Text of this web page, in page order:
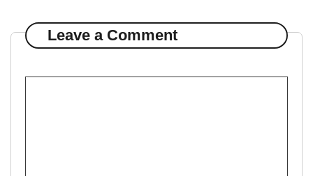
Leave a Comment